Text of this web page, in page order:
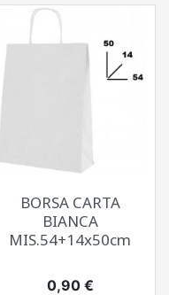
BORSA CARTA
BIANCA
MIS.54+14x50cm
Prezzo
0,90 €